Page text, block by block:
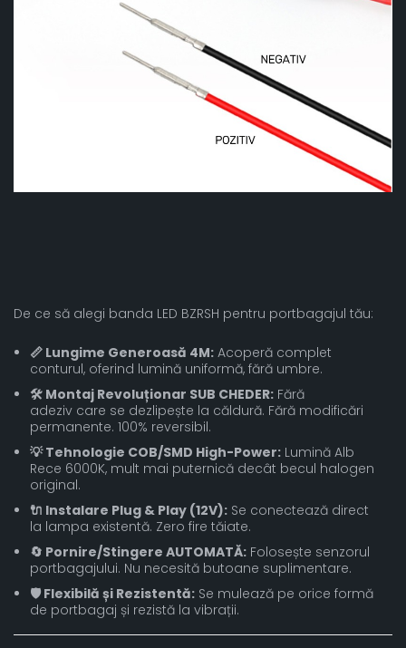
De ce să alegi banda LED BZRSH pentru portbagajul tău:
📏 Lungime Generoasă 4M: Acoperă complet
conturul, oferind lumină uniformă, fără umbre.
🛠️ Montaj Revoluționar SUB CHEDER: Fără
adeziv care se dezlipește la căldură. Fără modificări
permanente. 100% reversibil.
💡 Tehnologie COB/SMD High-Power: Lumină Alb
Rece 6000K, mult mai puternică decât becul halogen
original.
🔌 Instalare Plug & Play (12V): Se conectează direct
la lampa existentă. Zero fire tăiate.
🔄 Pornire/Stingere AUTOMATĂ: Folosește senzorul
portbagajului. Nu necesită butoane suplimentare.
🛡️ Flexibilă și Rezistentă: Se mulează pe orice formă
de portbagaj și rezistă la vibrații.